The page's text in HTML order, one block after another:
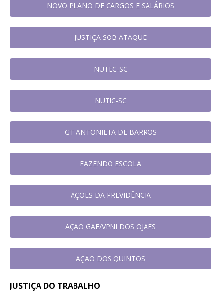
NOVO PLANO DE CARGOS E SALÁRIOS
JUSTIÇA SOB ATAQUE
NUTEC-SC
NUTIC-SC
GT ANTONIETA DE BARROS
FAZENDO ESCOLA
AÇOES DA PREVIDÊNCIA
AÇAO GAE/VPNI DOS OJAFS
AÇÃO DOS QUINTOS
JUSTIÇA DO TRABALHO